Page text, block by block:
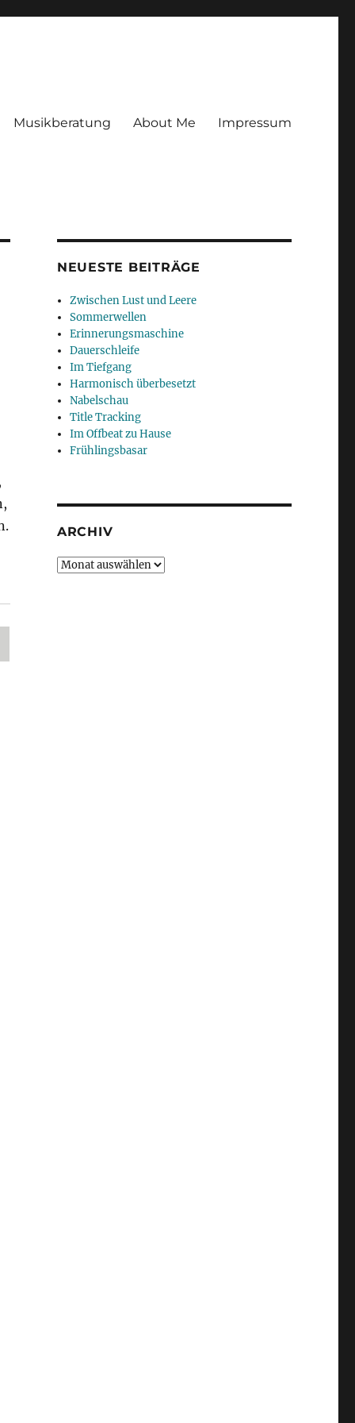
Musikberatung About Me Impressum
NEUESTE BEITRÄGE
Zwischen Lust und Leere
Sommerwellen
Erinnerungsmaschine
Dauerschleife
Im Tiefgang
Harmonisch überbesetzt
Nabelschau
Title Tracking
Im Offbeat zu Hause
Frühlingsbasar
ARCHIV
Archiv